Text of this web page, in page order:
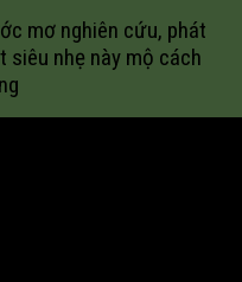
mơ nghiên cứu, phát
nhẹ này mộ cách